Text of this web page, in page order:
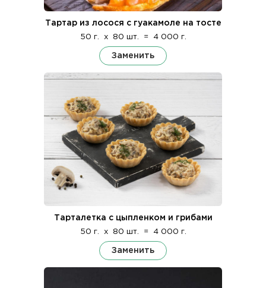
Тартар из лосося с гуакамоле на тосте
50 г. x 80 шт. = 4 000 г.
Заменить
Тарталетка с цыпленком и грибами
50 г. x 80 шт. = 4 000 г.
Заменить